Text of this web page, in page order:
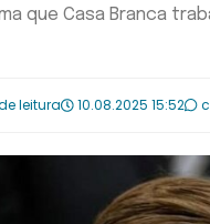
que Casa Branca
leitura 10.08.2025 15:52